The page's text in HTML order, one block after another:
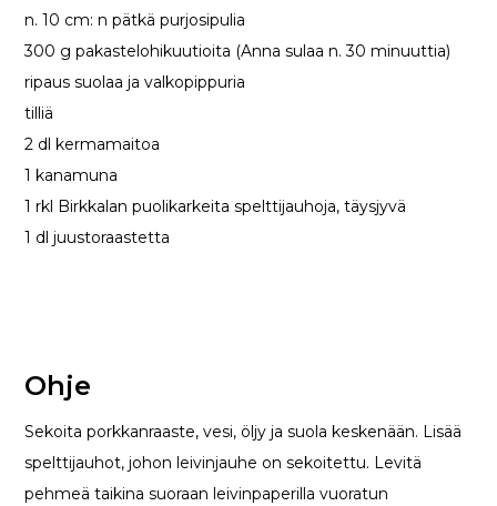
n. 10 cm: n pätkä purjosipulia
300 g pakastelohikuutioita (Anna sulaa n. 30 minuuttia)
ripaus suolaa ja valkopippuria
tilliä
2 dl kermamaitoa
1 kanamuna
1 rkl Birkkalan puolikarkeita spelttijauhoja, täysjyvä
1 dl juustoraastetta
Ohje
Sekoita porkkanraaste, vesi, öljy ja suola keskenään. Lisää
spelttijauhot, johon leivinjauhe on sekoitettu. Levitä
pehmeä taikina suoraan leivinpaperilla vuoratun